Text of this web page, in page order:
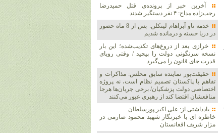
آخرین خبر از پرونده‌ی قتل حمیدرضا
رجب‌زاده مداح: ۴ نفر دستگیر شدند
خدمه ناو آبراهام لینکلن: پس از 8 ماه حضور
در دریا خسته و درمانده‌ شدیم
خرازی بعد از دروغ‌های تکذیب‌شده؛ این بار
نسخه سرنگونی دولت را پیچید / وقتی رویای
قدرت جای قانون را می‌گیرد
حقیقت‌پور نماینده سابق مجلس: مذاکرات و
تفاهم با پاکستان تصمیم نظام است، نه پروژه
اختصاصی دولت پزشکیان/ برخی جریان‌ها هرجا
منافعشان اقتضا کند از رهبری عبور می‌کنند
یادداشتی از: علی اکبر پورسلطان
خاطره ای با خبرنگار شهید محمود صارمی در
مزار شریف افغانستان